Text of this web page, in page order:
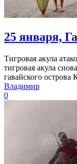
25 января,
Тигровая акула
тигровая акула
гавайского острова
Владимир
0